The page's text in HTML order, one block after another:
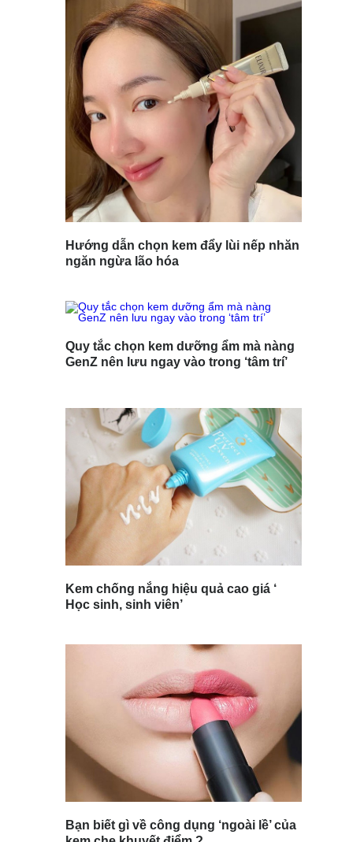
Hướng dẫn chọn kem đẩy lùi nếp nhăn
ngăn ngừa lão hóa
Quy tắc chọn kem dưỡng ẩm mà nàng
GenZ nên lưu ngay vào trong ‘tâm trí’
Kem chống nắng hiệu quả cao giá ‘
Học sinh, sinh viên’
Bạn biết gì về công dụng ‘ngoài lề’ của